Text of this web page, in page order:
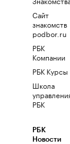
Сайт
знакомств
podbor.ru
РБК
Компании
РБК Курсы
Школа
РБК
РБК
Новости